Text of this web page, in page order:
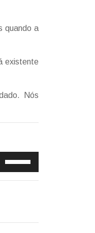
quando a
existente
Nós
as
setas
aumentar